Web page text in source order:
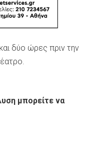
δύο ώρες πριν την
μπορείτε να